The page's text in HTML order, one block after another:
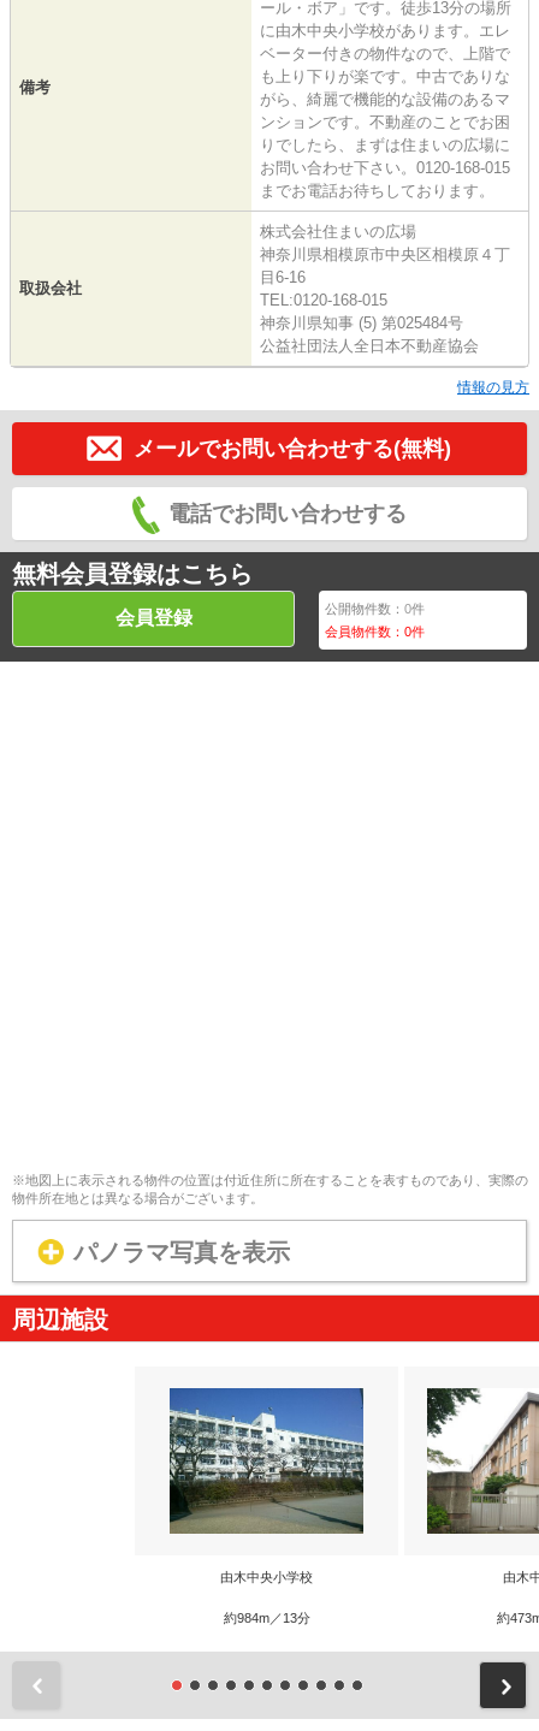
備考
ール・ボア」です。徒歩13分の場所
に由木中央小学校があります。エレ
ベーター付きの物件なので、上階で
も上り下りが楽です。中古でありな
がら、綺麗で機能的な設備のあるマ
ンションです。不動産のことでお困
りでしたら、まずは住まいの広場に
お問い合わせ下さい。0120-168-015
までお電話お待ちしております。
取扱会社
株式会社住まいの広場
神奈川県相模原市中央区相模原４丁
目6-16
TEL:0120-168-015
神奈川県知事 (5) 第025484号
公益社団法人全日本不動産協会
情報の見方
メールでお問い合わせする(無料)
電話でお問い合わせする
無料会員登録はこちら
会員登録 公開物件数：0件
会員物件数：0件
※地図上に表示される物件の位置は付近住所に所在することを表すものであり、実際の
物件所在地とは異なる場合がございます。
パノラマ写真を表示
周辺施設
由木中央小学校
約984m／13分
由木
約